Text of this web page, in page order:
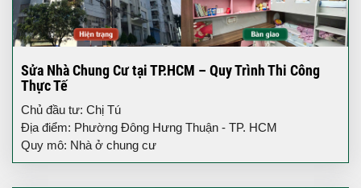
Sửa Nhà Chung Cư tại TP.HCM – Quy Trình Thi Công
Thực Tế
Chủ đầu tư: Chị Tú
Địa điểm: Phường Đông Hưng Thuận - TP. HCM
Quy mô: Nhà ở chung cư